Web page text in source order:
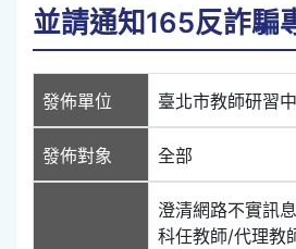
並請通知165反詐騙
發佈單位 臺北市教師研習
發佈對象 全部
澄清網路不實訊
科任教師/代理教